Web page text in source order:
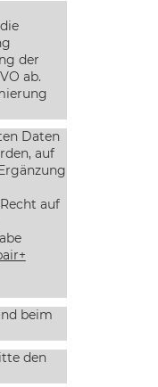
der
ab.
Daten
auf
auf
beim
den